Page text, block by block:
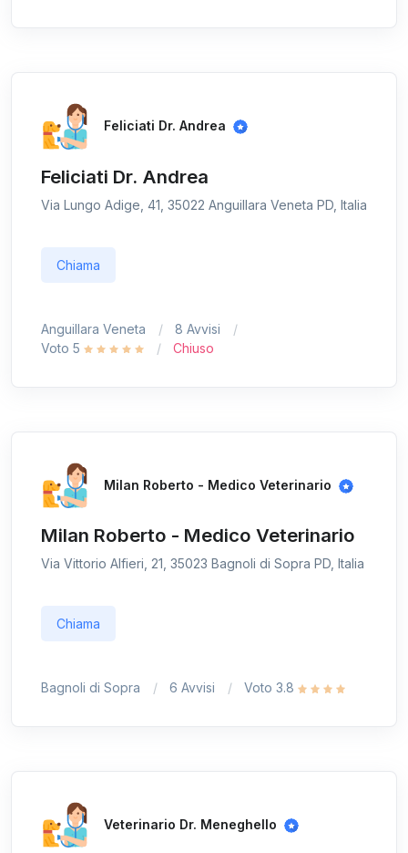
Feliciati Dr. Andrea
Feliciati Dr. Andrea
Via Lungo Adige, 41, 35022 Anguillara Veneta PD, Italia
Chiama
Anguillara Veneta
8 Avvisi
Voto 5
Chiuso
Milan Roberto - Medico Veterinario
Milan Roberto - Medico Veterinario
Via Vittorio Alfieri, 21, 35023 Bagnoli di Sopra PD, Italia
Chiama
Bagnoli di Sopra 6 Avvisi Voto 3.8
Veterinario Dr. Meneghello